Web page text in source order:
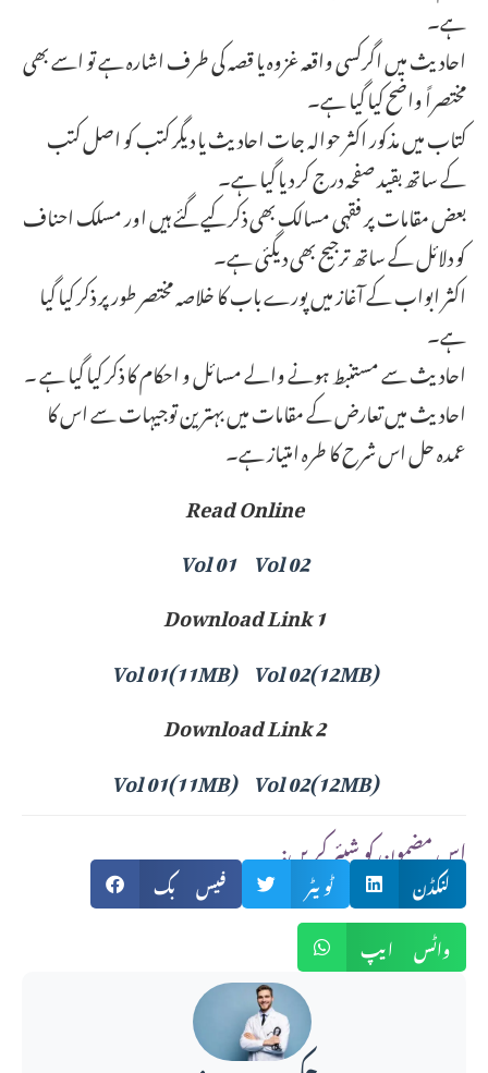
ہے۔
احادیث میں اگرکسی واقعہ غزوہ یا قصہ کی طرف اشارہ ہے تو اسے بھی
مختصراً واضح کیا گیا ہے۔
کتاب میں مذکور اکثر حوالہ جات احادیث یا دیگر کتب کو اصل کتب
کے ساتھ بقید صفحہ درج کر دیا گیا ہے۔
بعض مقامات پر فقہی مسالک بھی ذکر کیے گئے ہیں اور مسلک احناف
کو دلائل کے ساتھ ترجیح بھی دیگئی ہے۔
اکثر ابواب کے آغاز میں پورے باب کا خلاصہ مختصر طور پر ذکر کیا گیا
ہے۔
احادیث سے مستنبط ہونے والے مسائل و احکام کا ذکر کیا گیا ہے ۔
احادیث میں تعارض کے مقامات میں بہترین توجیہات سے اس کا
عمدہ حل اس شرح کا طرہ امتیاز ہے۔
Read Online
Vol 01 Vol 02
Download Link 1
Vol 01(11MB) Vol 02(12MB)
Download Link 2
Vol 01(11MB) Vol 02(12MB)
:اس مضمون کو شیئر کریں
فیس بک ٹویٹر
لنکڈن
واٹس ایپ